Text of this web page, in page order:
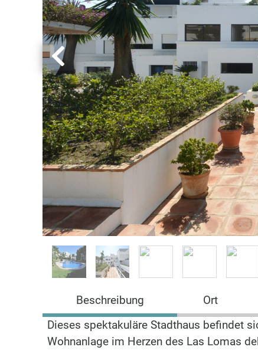
Beschreibung Ort
Dieses spektakuläre Stadthaus befindet
Wohnanlage im Herzen des Las Lomas